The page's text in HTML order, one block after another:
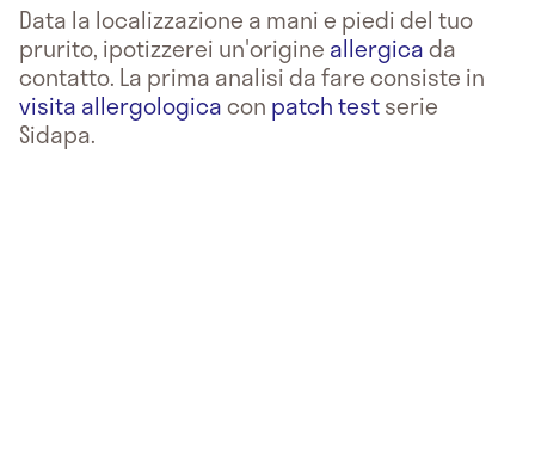
Data la localizzazione a mani e piedi del tuo
prurito, ipotizzerei un'origine allergicada
contatto. La prima analisi da fare consiste in
visita allergologicacon patch testserie
Sidapa.